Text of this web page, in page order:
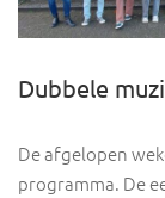
Dubbele
De afgelopen
programma. De